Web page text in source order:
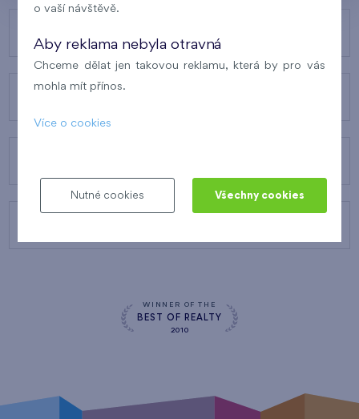
O FINEPU
WINNER OF THE
BEST OF REALTY
2010
o vaší návštěvě.
Aby reklama nebyla otravná
Chceme dělat jen takovou reklamu, která by pro vás
mohla mít přínos.
Více o cookies
Nutné cookies Všechny cookies